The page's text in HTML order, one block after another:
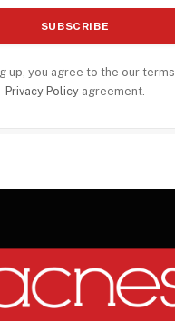
up, you agree to the our
Privacy Policyagreement.